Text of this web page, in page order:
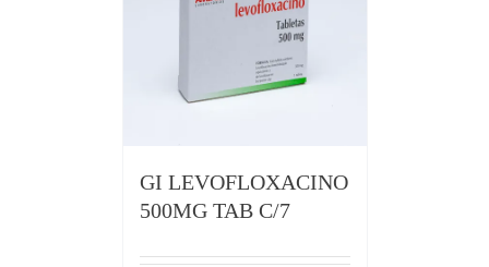
GI LEVOFLOXACINO
500MG TAB C/7